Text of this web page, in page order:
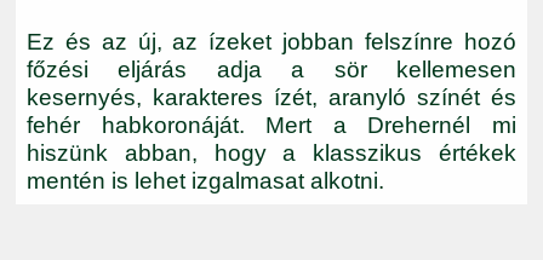
Ez és az új, az ízeket jobban felszínre hozó
főzési eljárás adja a sör kellemesen
kesernyés, karakteres ízét, aranyló színét és
fehér habkoronáját. Mert a Drehernél mi
hiszünk abban, hogy a klasszikus értékek
mentén is lehet izgalmasat alkotni.